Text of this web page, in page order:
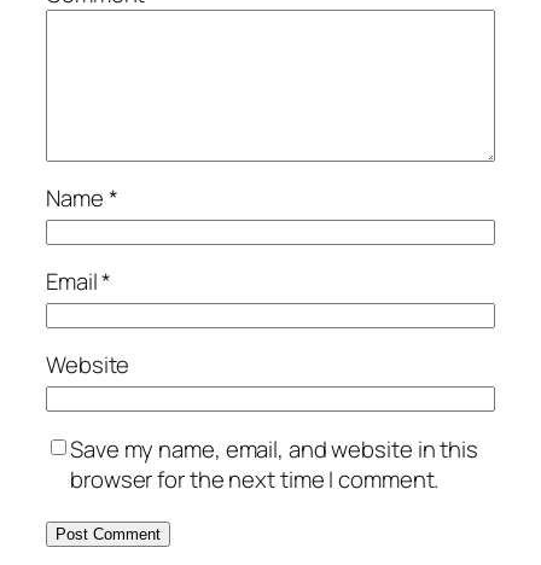
Name*
Email*
Website
Save my name, email, and website in this
browser for the next time I comment.